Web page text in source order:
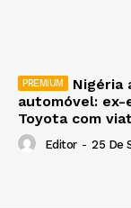
Nigéria
automóvel: ex-
Toyota com
Editor - 25 De